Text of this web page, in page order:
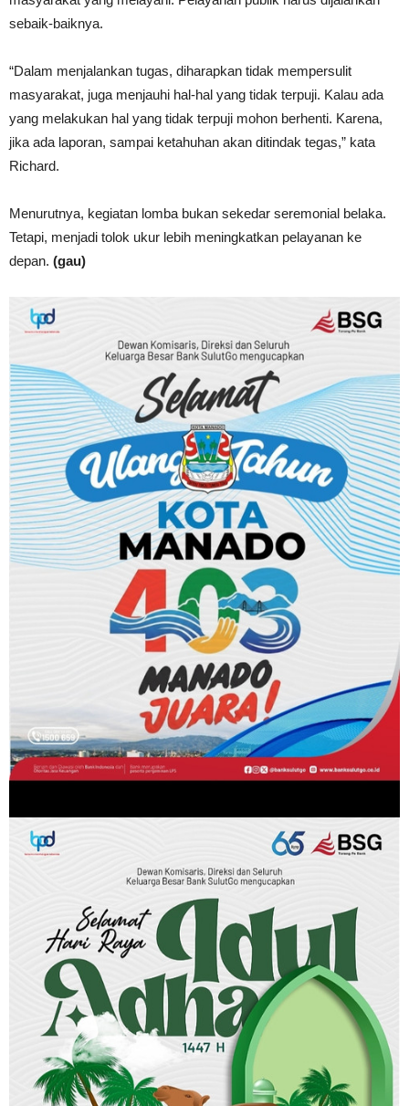
sebaik-baiknya.
“Dalam menjalankan tugas, diharapkan tidak mempersulit
masyarakat, juga menjauhi hal-hal yang tidak terpuji. Kalau ada
yang melakukan hal yang tidak terpuji mohon berhenti. Karena,
jika ada laporan, sampai ketahuhan akan ditindak tegas,” kata
Richard.
Menurutnya, kegiatan lomba bukan sekedar seremonial belaka.
Tetapi, menjadi tolok ukur lebih meningkatkan pelayanan ke
depan. (gau)